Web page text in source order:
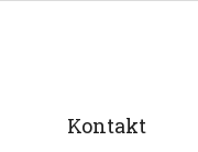
Kontakt